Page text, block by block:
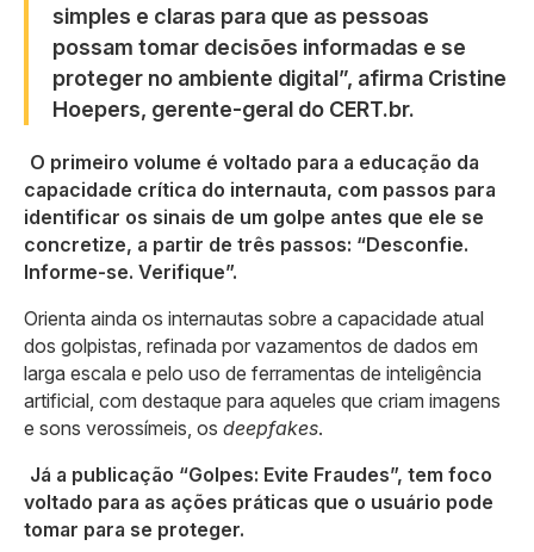
simples e claras para que as pessoas
possam tomar decisões informadas e se
proteger no ambiente digital”, afirma Cristine
Hoepers, gerente-geral do CERT.br.
O primeiro volume é voltado para a educação da
capacidade crítica do internauta, com passos para
identificar os sinais de um golpe antes que ele se
concretize, a partir de três passos: “Desconfie.
Informe-se. Verifique”.
Orienta ainda os internautas sobre a capacidade atual
dos golpistas, refinada por vazamentos de dados em
larga escala e pelo uso de ferramentas de inteligência
artificial, com destaque para aqueles que criam imagens
e sons verossímeis, os deepfakes.
Já a publicação “Golpes: Evite Fraudes”, tem foco
voltado para as ações práticas que o usuário pode
tomar para se proteger.